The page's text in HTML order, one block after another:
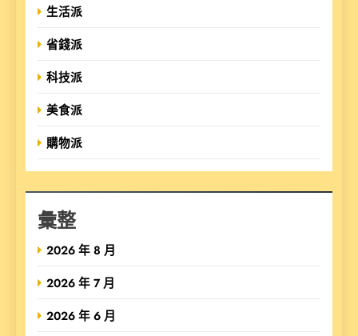
生活派
省錢派
科技派
美食派
購物派
彙整
2026 年 8 月
2026 年 7 月
2026 年 6 月